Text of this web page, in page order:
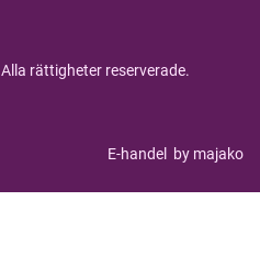
rättigheter reserverade.
E-handel by majako